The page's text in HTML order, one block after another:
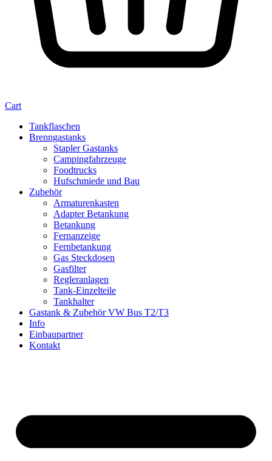
Cart
Tankflaschen
Brenngastanks
Stapler Gastanks
Campingfahrzeuge
Foodtrucks
Hufschmiede und Bau
Zubehör
Armaturenkasten
Adapter Betankung
Betankung
Fernanzeige
Fernbetankung
Gas Steckdosen
Gasfilter
Regleranlagen
Tank-Einzelteile
Tankhalter
Gastank & Zubehör VW Bus T2/T3
Info
Einbaupartner
Kontakt